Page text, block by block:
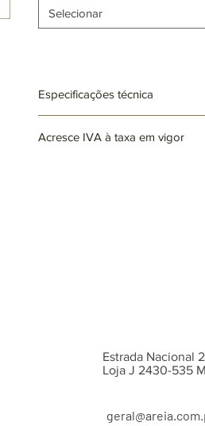
Selecionar
Especificações técnica
Acresce IVA à taxa em vigor
Estrada Nacional
Loja J 2430-535
geral